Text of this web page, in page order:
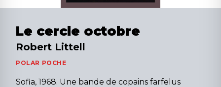
Le cercle octobre
Robert Littell
POLAR POCHE
Sofia, 1968. Une bande de copains farfelus